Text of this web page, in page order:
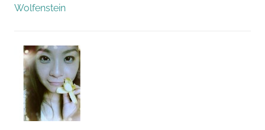
Wolfenstein